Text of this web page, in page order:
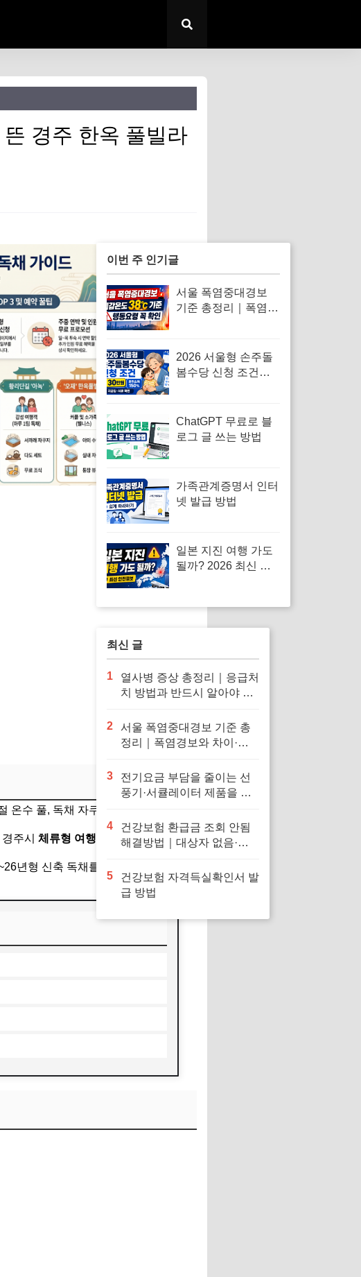
경주 한옥 풀빌라
온수 풀, 독채 자쿠지)을 갖추어 2026
주시 체류형 여행 지원금 제도를 활용
년형 신축 독채를 선택하는 것이 실패
이번 주 인기글
서울 폭염중대경보
기준 총정리｜폭염경
2026 서울형 손주돌
봄수당 신청 조건｜
ChatGPT 무료로 블
로그 글 쓰는 방법
가족관계증명서 인터
넷 발급 방법
일본 지진 여행 가도
될까? 2026 최신 현
최신 글
1
열사병 증상 총정리｜응급처
치 방법과 반드시 알아야 할
2
서울 폭염중대경보 기준 총
정리｜폭염경보와 차이·행
3
전기요금 부담을 줄이는 선
풍기·서큘레이터 제품을 확
4
건강보험 환급금 조회 안됨
해결방법｜대상자 없음·신
5
건강보험 자격득실확인서 발
급 방법